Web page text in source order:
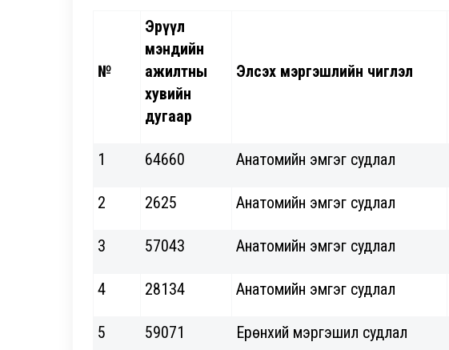
№
Эрүүл
мэндийн
ажилтны
хувийн
дугаар
Элсэх мэргэшлийн чиглэл
1 64660 Анатомийн эмгэг судлал
2 2625 Анатомийн эмгэг судлал
3 57043 Анатомийн эмгэг судлал
4 28134 Анатомийн эмгэг судлал
5 59071 Ерөнхий мэргэшил судлал